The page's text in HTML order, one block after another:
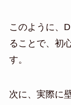
このように、
ることで、初
す。
次に、実際に